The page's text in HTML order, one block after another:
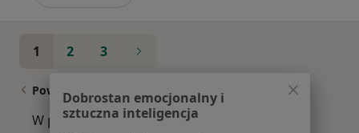
1 2 3
Powiązane wyszukiwania
W pobliżu Gdyni
Dobrostan emocjonalny i
sztuczna inteligencja